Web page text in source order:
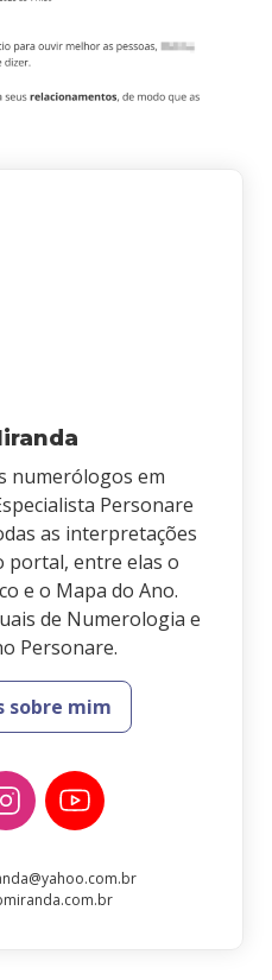
numerólogos em
Personare
as interpretações
portal, entre elas o
e o Mapa do Ano.
de Numerologia e
Personare.
sobre mim